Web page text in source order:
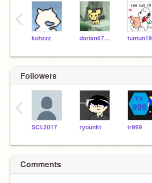
kohzzz dorian676677 tuntun19
‹
Followers
SCL2017 ryounkt tr999
‹
Comments